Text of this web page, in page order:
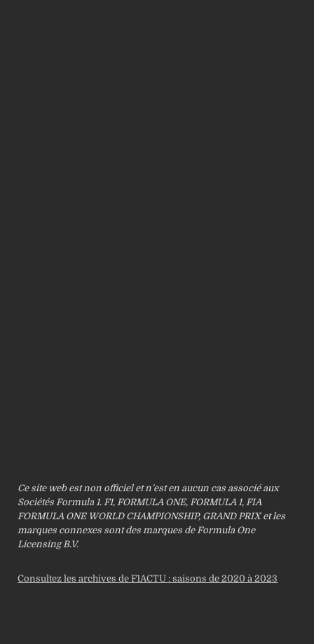
Ce site web est non officiel et n’est en aucun cas associé aux
Sociétés Formula 1. F1, FORMULA ONE, FORMULA 1, FIA
FORMULA ONE WORLD CHAMPIONSHIP, GRAND PRIX et les
marques connexes sont des marques de Formula One
Licensing B.V.
Consultez les archives de F1ACTU : saisons de 2020 à 2023